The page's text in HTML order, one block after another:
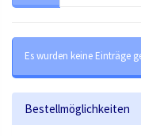
Es wurden keine Einträge
Bestellmöglichkeiten